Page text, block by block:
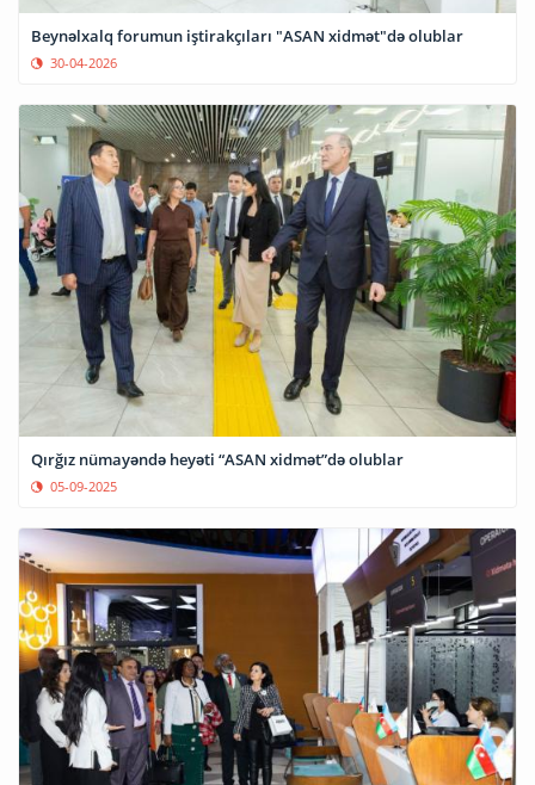
Beynəlxalq forumun iştirakçıları "ASAN xidmət"də olublar
30-04-2026
Qırğız nümayəndə heyəti “ASAN xidmət”də olublar
05-09-2025